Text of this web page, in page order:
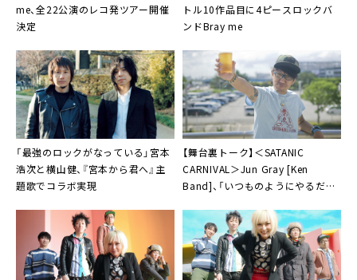
me、全22公演のレコ発ツアー開催
決定
トル10作品目に4ピースロックバ
ンドBray me
「最強のロックがなっている」 宮本
浩次と横山健、『宮本から君へ』主
題歌でコラボ実現
【舞台裏トーク】＜SATANIC
CARNIVAL＞Jun Gray [Ken
Band]、「いつものようにやるだ